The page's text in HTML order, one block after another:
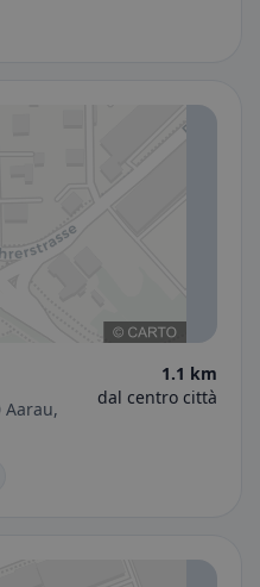
Aarau,
1.1 km
dal centro città